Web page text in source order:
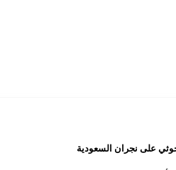
على نجران السعودية